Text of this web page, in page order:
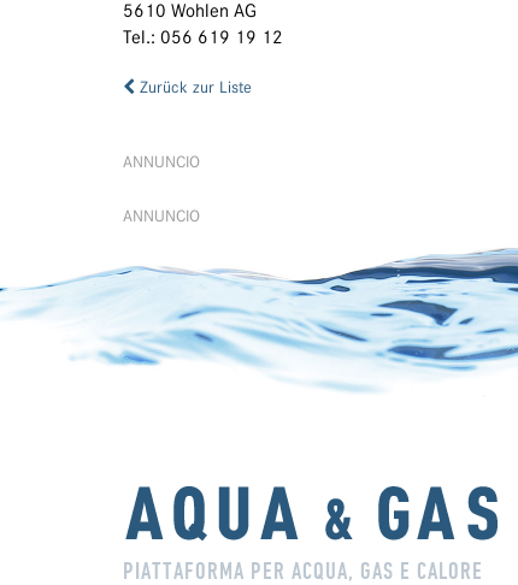
5610 Wohlen AG
Tel.: 056 619 19 12
Zurück zur Liste
ANNUNCIO
ANNUNCIO
PIATTAFORMA PER ACQUA, GAS E CALORE